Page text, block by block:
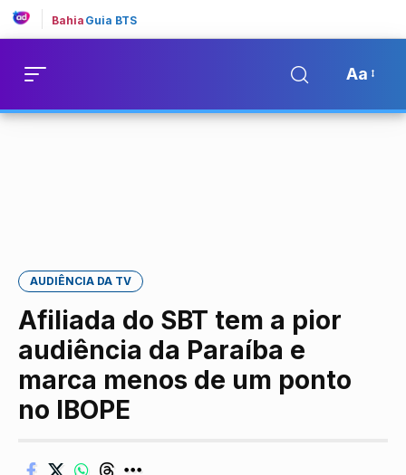
Bahia Guia BTS
Aa
AUDIÊNCIA DA TV
Afiliada do SBT tem a pior
audiência da Paraíba e
marca menos de um ponto
no IBOPE